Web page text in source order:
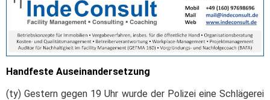
Handfeste Auseinandersetzung
(ty) Gestern gegen 19 Uhr wurde der Polizei eine Schlägerei